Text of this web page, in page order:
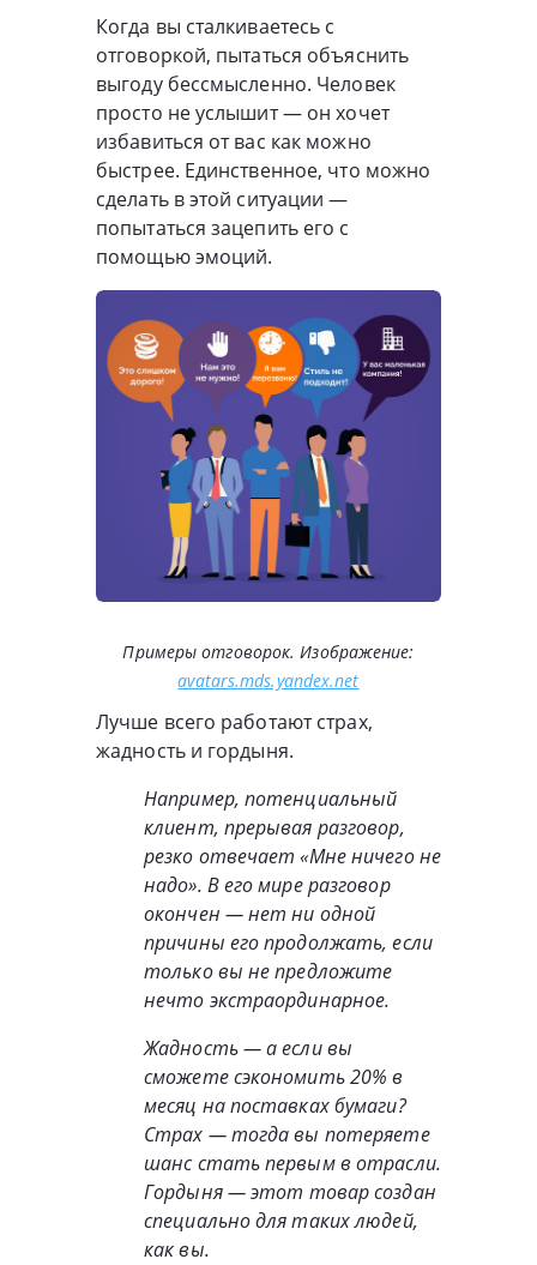
Когда вы сталкиваетесь с
отговоркой, пытаться объяснить
выгоду бессмысленно. Человек
просто не услышит — он хочет
избавиться от вас как можно
быстрее. Единственное, что можно
сделать в этой ситуации —
попытаться зацепить его с
помощью эмоций.
Примеры отговорок. Изображение:
avatars.mds.yandex.net
Лучше всего работают страх,
жадность и гордыня.
Например, потенциальный
клиент, прерывая разговор,
резко отвечает «Мне ничего не
надо». В его мире разговор
окончен — нет ни одной
причины его продолжать, если
только вы не предложите
нечто экстраординарное.
Жадность — а если вы
сможете сэкономить 20% в
месяц на поставках бумаги?
Страх — тогда вы потеряете
шанс стать первым в отрасли.
Гордыня — этот товар создан
специально для таких людей,
как вы.